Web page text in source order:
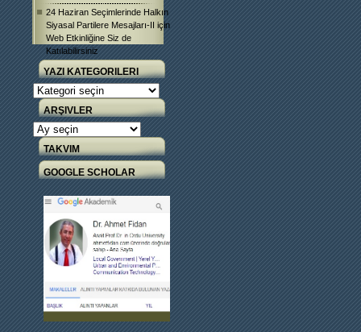
24 Haziran Seçimlerinde Halkın
Siyasal Partilere Mesajları-II için
Web Etkinliğine Siz de
Katılabilirsiniz
YAZI KATEGORILERI
Yazı
Kategorileri
ARŞIVLER
Arşivler
TAKVIM
GOOGLE SCHOLAR